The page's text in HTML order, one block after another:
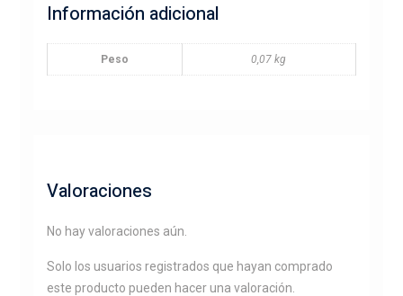
Información adicional
Peso 0,07 kg
Valoraciones
No hay valoraciones aún.
Solo los usuarios registrados que hayan comprado
este producto pueden hacer una valoración.